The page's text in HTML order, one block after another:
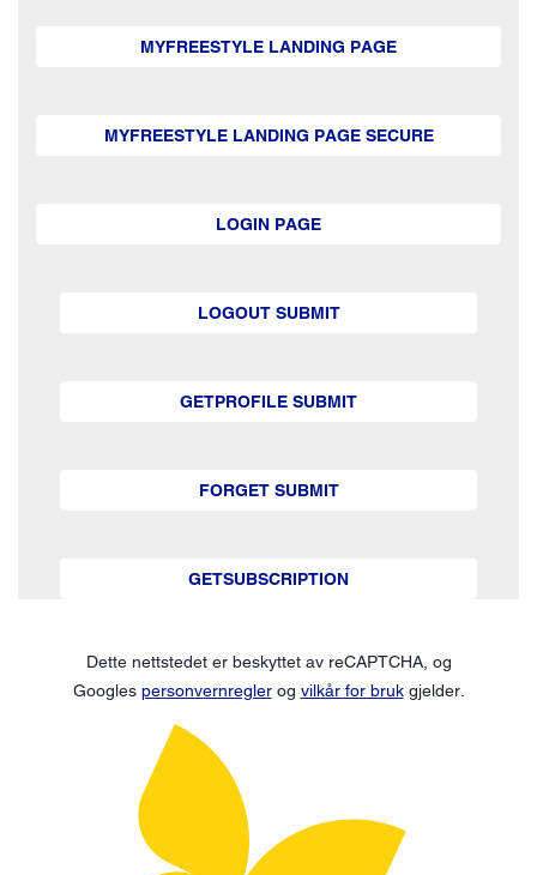
MYFREESTYLE LANDING PAGE
MYFREESTYLE LANDING PAGE SECURE
LOGIN PAGE
LOGOUT SUBMIT
GETPROFILE SUBMIT
FORGET SUBMIT
GETSUBSCRIPTION
Dette nettstedet er beskyttet av reCAPTCHA, og
Googles personvernreglerog vilkår for brukgjelder.